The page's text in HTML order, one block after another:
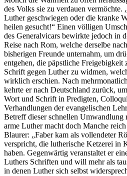
des Volks sie zu verdauen vermöchte.
Luther geschwiegen oder die kranke
heilen gesucht!“ Einen völligen
des Generalvicars bewirkte jedoch in
Reise nach Rom, welche derselbe
bisherigen Freunde unternahm, um
entgehen, die päpstliche Freigebigkeit
Schrift gegen Luther zu widmen,
wirklich erschien. Nach
kehrte er nach Deutschland zurück,
Wort und Schrift in Predigten,
Verhandlungen der evangelischen
Betreff dieser schnellen Umwandlung
arme Luther macht doch Manche
Blaurer: „Faber kam als vollendeter
verspricht, die lutherische Ketzerei in
haben. Gegenwärtig veranstaltet er
Luthers Schriften und will mehr als
in denen Luther sich selbst